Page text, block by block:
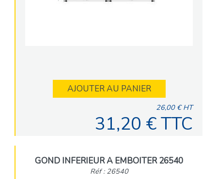
AJOUTER AU PANIER
26,00 € HT
31,20 € TTC
GOND INFERIEUR A EMBOITER 26540
Réf : 26540